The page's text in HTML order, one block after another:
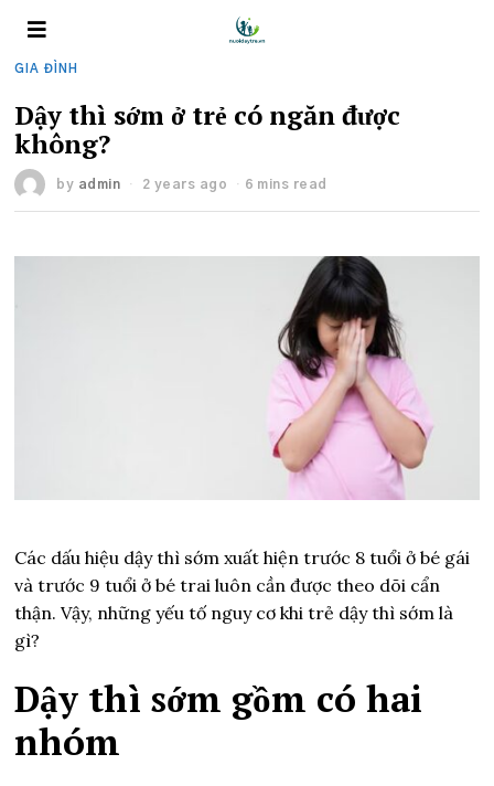
GIA ĐÌNH
Dậy thì sớm ở trẻ có ngăn được
không?
by admin 2 years ago 6 mins read
Các dấu hiệu dậy thì sớm xuất hiện trước 8 tuổi ở bé gái
và trước 9 tuổi ở bé trai luôn cần được theo dõi cẩn
thận. Vậy, những yếu tố nguy cơ khi trẻ dậy thì sớm là
gì?
Dậy thì sớm gồm có hai
nhóm